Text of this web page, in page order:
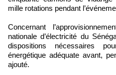
mille rotations pendant
Concernant
nationale d’électricité du
dispositions nécessaires
énergétique adéquate avant,
ajouté.